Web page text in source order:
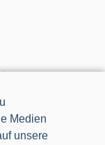
Medien
unsere
Digitalisierung